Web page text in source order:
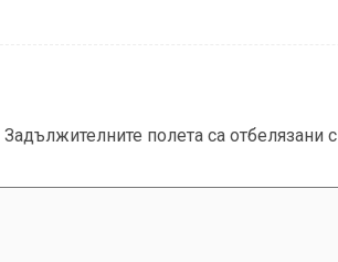
Задължителните полета са отбелязани с